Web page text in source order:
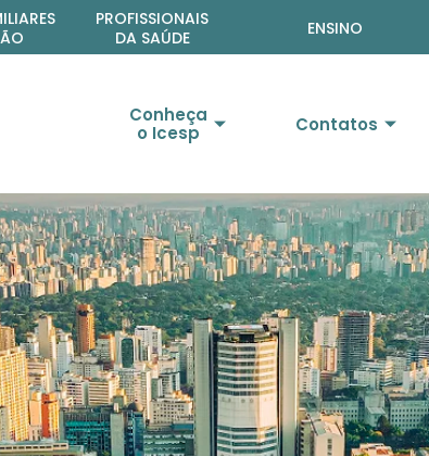
PROFISSIONAIS
DA SAÚDE
ENSINO
Conheça
o Icesp
Contatos